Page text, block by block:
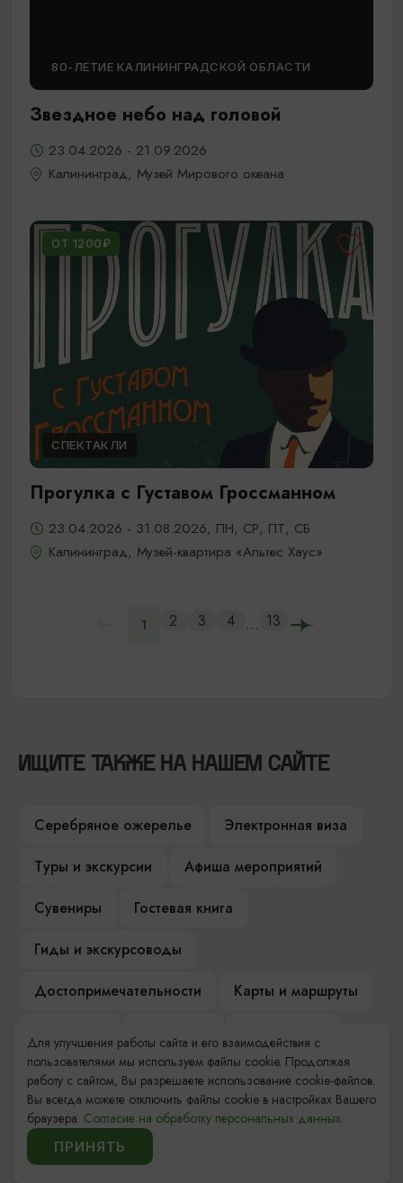
80-ЛЕТИЕ КАЛИНИНГРАДСКОЙ ОБЛАСТИ
Звездное небо над головой
23.04.2026 - 21.09.2026
Калининград, Музей Мирового океана
ОТ 1200₽
СПЕКТАКЛИ
Прогулка с Густавом Гроссманном
23.04.2026 - 31.08.2026, ПН, СР, ПТ, СБ
Калининград, Музей-квартира «Альтес Хаус»
1 2 3 4 ... 13
ИЩИТЕ ТАКЖЕ НА НАШЕМ САЙТЕ
Серебряное ожерелье
Электронная виза
Туры и экскурсии
Афиша мероприятий
Сувениры
Гостевая книга
Гиды и экскурсоводы
Достопримечательности
Карты и маршруты
Компас Балтийской кухни
Настоящий Калининградец
Музеи
Для улучшения работы сайта и его взаимодействия с
пользователями мы используем файлы cookie. Продолжая
работу с сайтом, Вы разрешаете использование cookie-файлов.
Вы всегда можете отключить файлы cookie в настройках Вашего
браузера. Согласие на обработку персональных данных.
ПРИНЯТЬ